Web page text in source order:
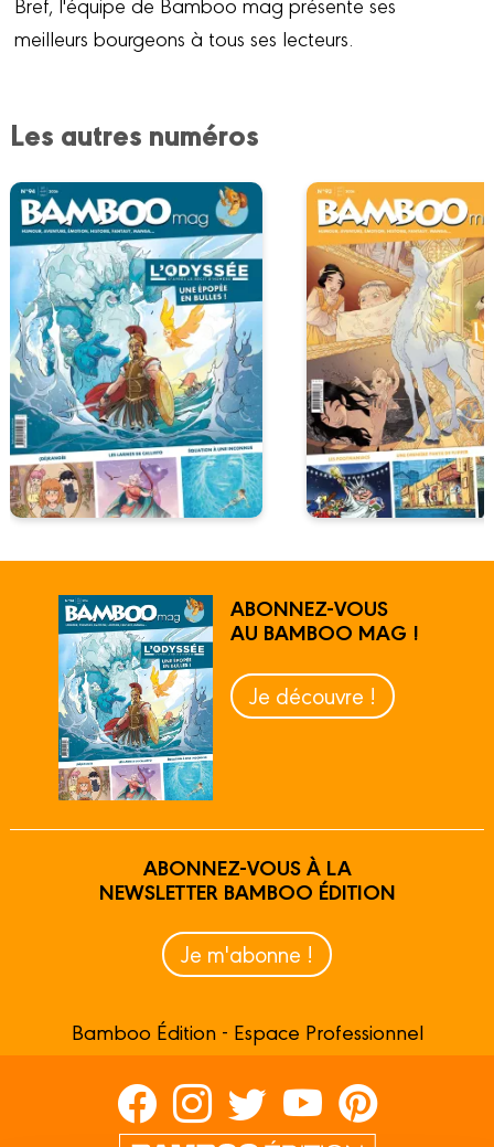
meilleurs bourgeons à tous ses lecteurs.
Les autres numéros
ABONNEZ-VOUS
AU BAMBOO MAG !
Je découvre !
ABONNEZ-VOUS À LA
NEWSLETTER BAMBOO ÉDITION
Je m'abonne !
Bamboo Édition - Espace Professionnel